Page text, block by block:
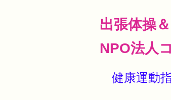
出張体操
NPO法人
健康運動